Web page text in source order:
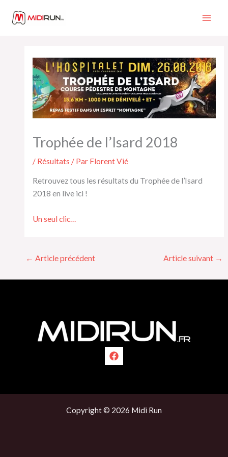
Trophée de l’Isard 2018
/ Résultats / Par Florent Vié
Retrouvez tous les résultats du Trophée de l’Isard
2018 en live ici !
Un seul clic…
← Article précédent Article suivant →
Copyright © 2026 Midi Run